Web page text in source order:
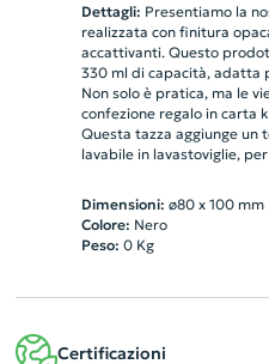
Dettagli: Presentiamo la
realizzata con finitura
accattivanti. Questo
330 ml di capacità, adatta
Non solo è pratica, ma le
confezione regalo in carta
Questa tazza aggiunge un
lavabile in lavastoviglie,
Dimensioni: ø80 x 100 mm
Colore: Nero
Peso: 0Kg
Certificazioni